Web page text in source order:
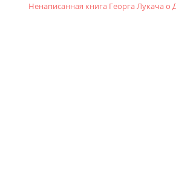
Ненаписанная книга Георга Лукача о